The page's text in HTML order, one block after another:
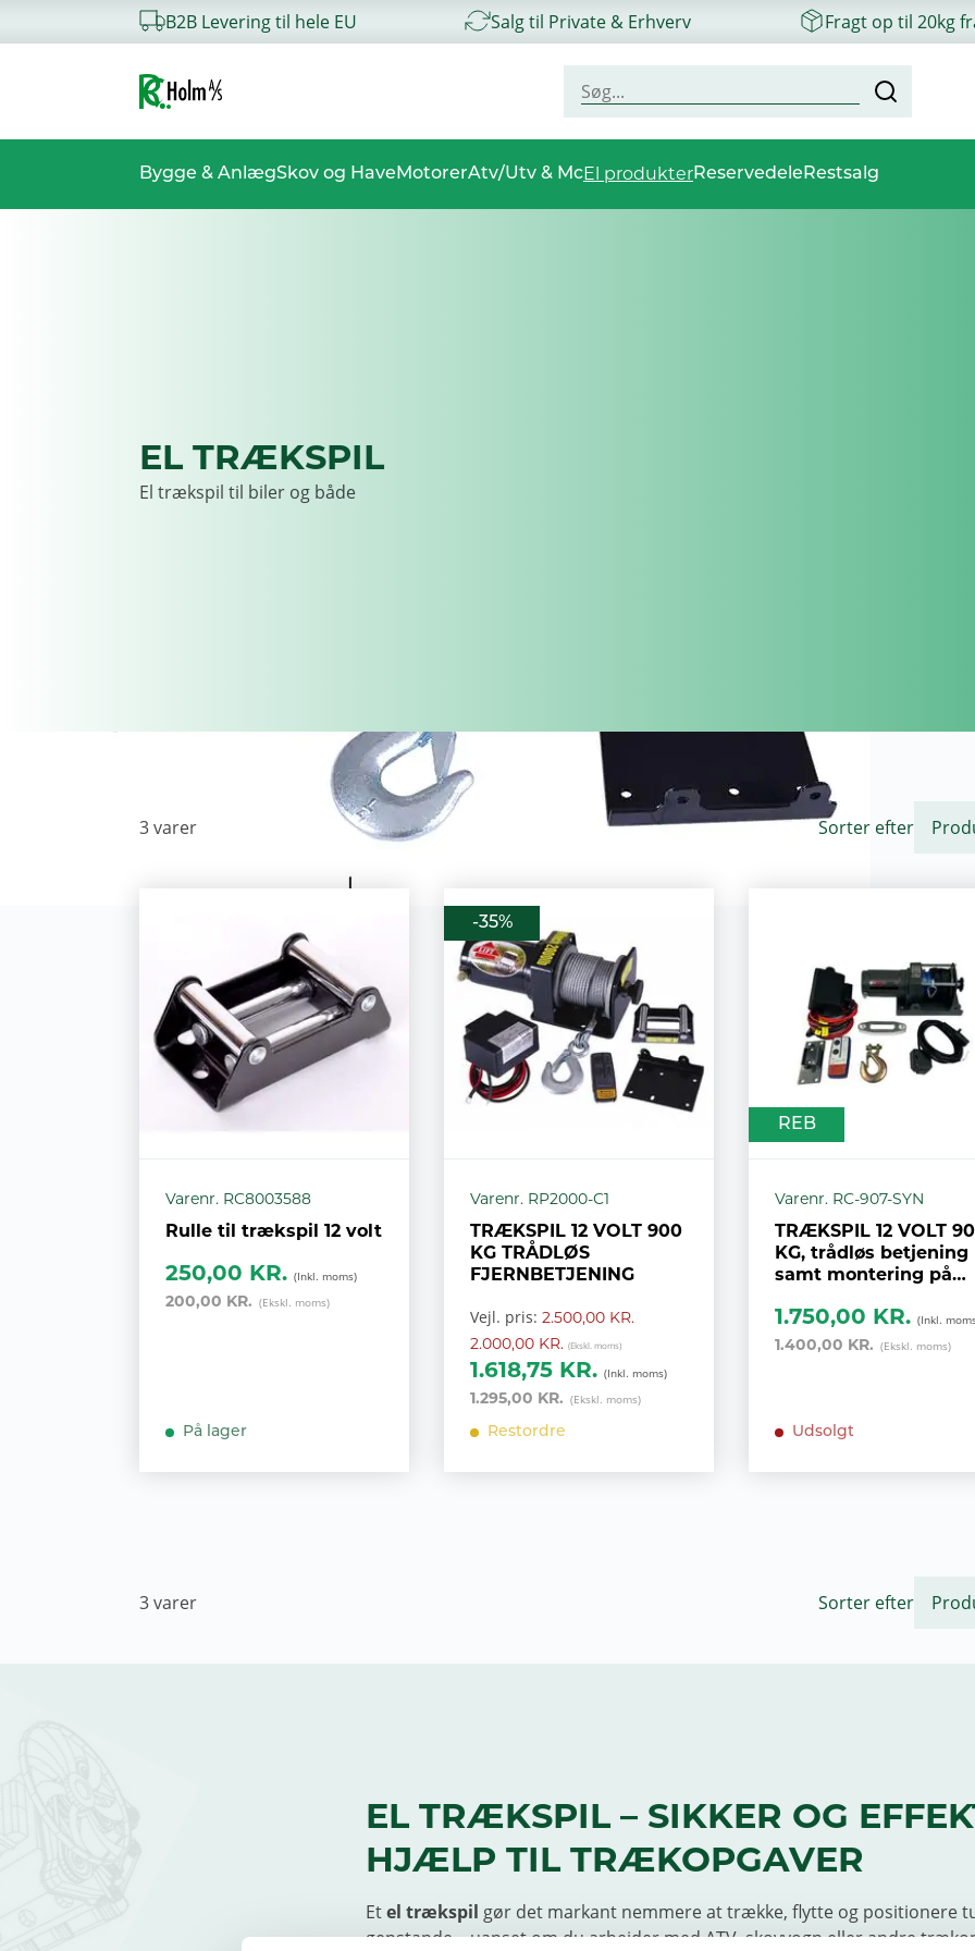
B2B Levering til hele EU Salg til Private & Erhverv Fragt op til 20kg
Bygge & AnlægSkov og Have MotorerAtv/Utv & McEl produkterReservedele Restsalg
EL TRÆKSPIL
El trækspil til biler og både
3varer Sorter efter
Varenr. RC8003588
Rulle til trækspil 12 volt
250,00 KR.
200,00 KR.
På lager
-35%
Varenr. RP2000-C1
TRÆKSPIL 12 VOLT 900
KG TRÅDLØS
FJERNBETJENING
1.618,75 KR.
1.295,00 KR.
Vejl. pris: 2.500,00 KR.
2.000,00 KR.
Restordre
REB
Varenr. RC-907-SYN
TRÆKSPIL 12 VOLT
KG, trådløs betjening
samt montering på
SKOVVOGN MM 15 M
1.750,00 KR.
1.400,00 KR.
Udsolgt
3varer Sorter efter
EL TRÆKSPIL – SIKKER OG
HJÆLP TIL TRÆKOPGAVER
Etel trækspil gør det markant nemmere at trække, flytte og positionere
genstande – uanset om du arbejder med ATV, skovvogn eller andre